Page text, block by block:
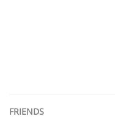
FRIENDS